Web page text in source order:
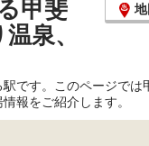
甲斐
泉、
です。このページでは
報をご紹介します。